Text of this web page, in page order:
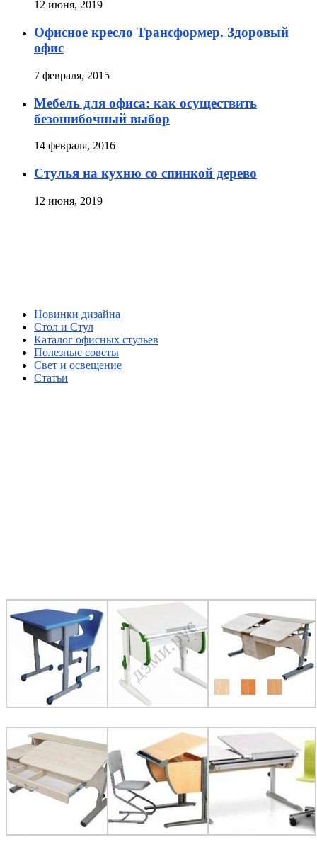
12 июня, 2019
Офисное кресло Трансформер. Здоровый
офис
7 февраля, 2015
Мебель для офиса: как осуществить
безошибочный выбор
14 февраля, 2016
Стулья на кухню со спинкой дерево
12 июня, 2019
Новинки дизайна
Стол и Стул
Каталог офисных стульев
Полезные советы
Свет и освещение
Статьи